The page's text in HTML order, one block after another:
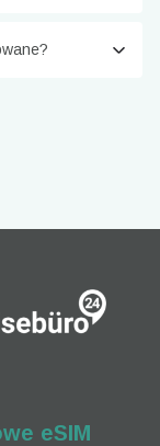
eSIM